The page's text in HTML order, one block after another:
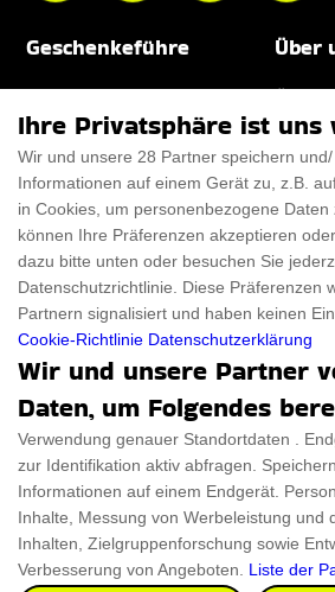
Geschenkeführe
Für Haustiere
ThanksGiving
Über
Black
Ein Produkt einreichen
Kontakt
Ein Produkt einreichen
Geschenkeführer
Cyber Monday
Ihre Privatsphäre ist uns
Wir und unsere 28 Partner speichern
Informationen auf einem Gerät zu, z.B.
in Cookies, um personenbezogene Daten
können Ihre Präferenzen akzeptieren
dazu bitte unten oder besuchen Sie
Datenschutzrichtlinie. Diese Präferenzen
Partnern signalisiert und haben keinen
Cookie-Richtlinie Datenschutzerklärung
Wir und unsere Partner
Daten, um Folgendes
Verwendung genauer Standortdaten .
zur Identifikation aktiv abfragen.
Informationen auf einem Endgerät.
Inhalte, Messung von Werbeleistung und
Inhalten, Zielgruppenforschung sowie
Verbesserung von Angeboten. Liste der